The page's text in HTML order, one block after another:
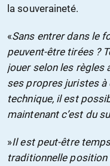
la souveraineté.
«Sans entrer dans le
peuvent-être tirées ?
jouer selon les règles
ses propres juristes à
technique, il est
maintenant c’est du
»Il est peut-être
traditionnelle